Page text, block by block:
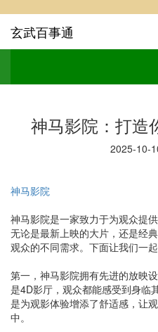
玄武百事通
神马影院：打造
2025-10-
神马影院
神马影院是一家致力于为观众提
无论是最新上映的大片，还是经
观众的不同需求。下面让我们一
第一，神马影院拥有先进的放映
是4D影厅，观众都能感受到身临
是为观影体验增添了舒适感，让
中。